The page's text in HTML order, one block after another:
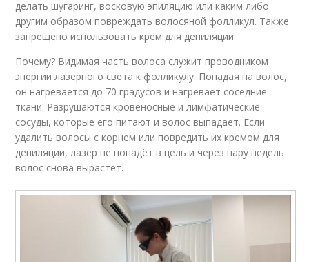
делать шугаринг, восковую эпиляцию или каким либо
другим образом повреждать волосяной фолликул. Также
запрещено использовать крем для депиляции.
Почему? Видимая часть волоса служит проводником
энергии лазерного света к фолликулу. Попадая на волос,
он нагревается до 70 градусов и нагревает соседние
ткани. Разрушаются кровеносные и лимфатические
сосуды, которые его питают и волос выпадает. Если
удалить волосы с корнем или повредить их кремом для
депиляции, лазер не попадёт в цель и через пару недель
волос снова вырастет.